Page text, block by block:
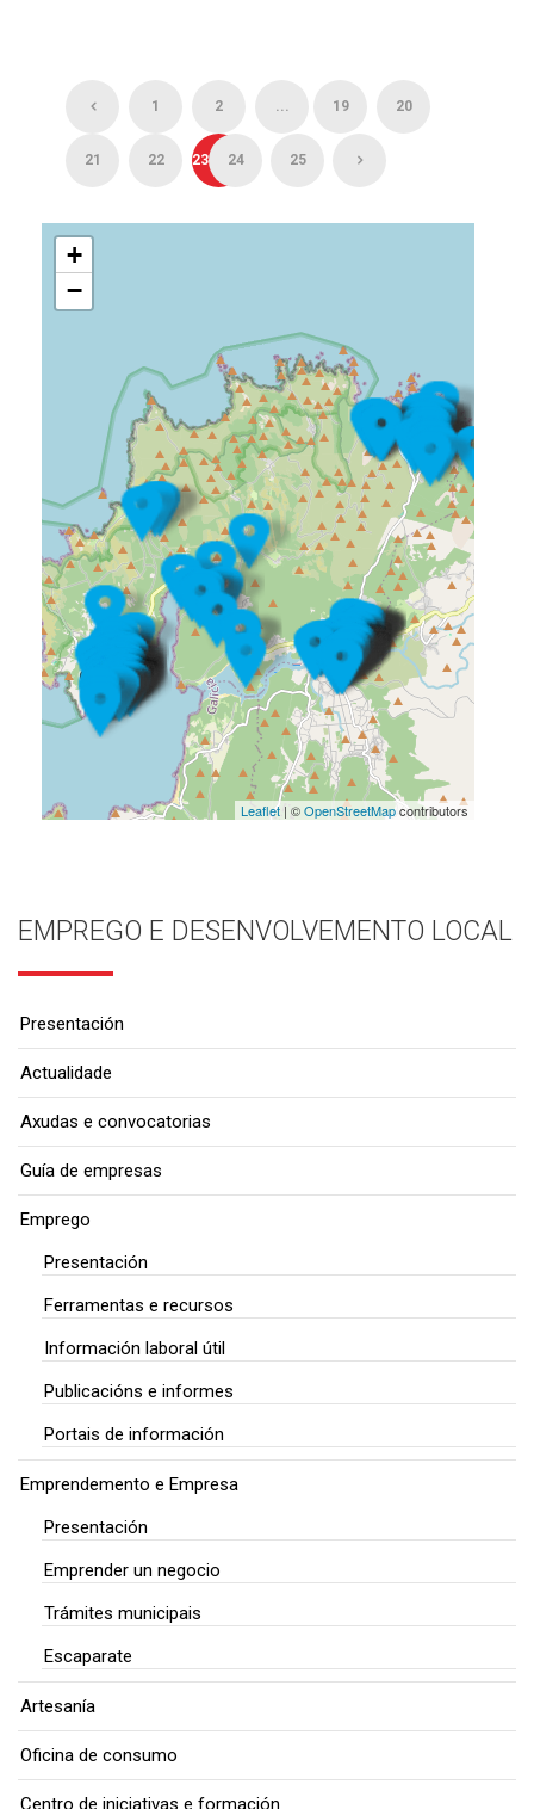
1 2 ... 19 20
21 22 23 24 25
+
−
Leaflet| ©OpenStreetMapcontributors
EMPREGO E DESENVOLVEMENTO LOCAL
Presentación
Actualidade
Axudas e convocatorias
Guía de empresas
Emprego
Presentación
Ferramentas e recursos
Información laboral útil
Publicacións e informes
Portais de información
Emprendemento e Empresa
Presentación
Emprender un negocio
Trámites municipais
Escaparate
Artesanía
Oficina de consumo
Centro de iniciativas e formación